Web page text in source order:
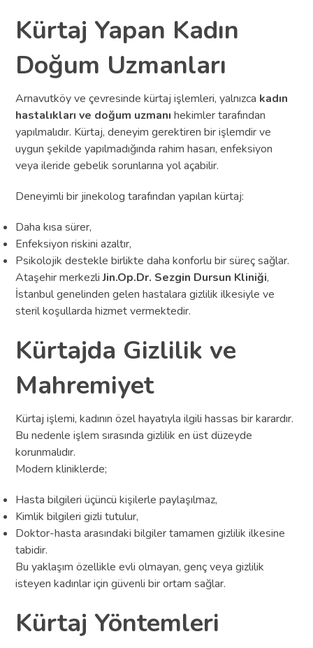
Kürtaj Yapan Kadın
Doğum Uzmanları
Arnavutköy ve çevresinde kürtaj işlemleri, yalnızca kadın
hastalıkları ve doğum uzmanı hekimler tarafından
yapılmalıdır. Kürtaj, deneyim gerektiren bir işlemdir ve
uygun şekilde yapılmadığında rahim hasarı, enfeksiyon
veya ileride gebelik sorunlarına yol açabilir.
Deneyimli bir jinekolog tarafından yapılan kürtaj:
Daha kısa sürer,
Enfeksiyon riskini azaltır,
Psikolojik destekle birlikte daha konforlu bir süreç sağlar.
Ataşehir merkezliJin.Op.Dr. Sezgin Dursun Kliniği,
İstanbul genelinden gelen hastalara gizlilik ilkesiyle ve
steril koşullarda hizmet vermektedir.
Kürtajda Gizlilik ve
Mahremiyet
Kürtaj işlemi, kadının özel hayatıyla ilgili hassas bir karardır.
Bu nedenle işlem sırasında gizlilik en üst düzeyde
korunmalıdır.
Modern kliniklerde;
Hasta bilgileri üçüncü kişilerle paylaşılmaz,
Kimlik bilgileri gizli tutulur,
Doktor-hasta arasındaki bilgiler tamamen gizlilik ilkesine
tabidir.
Bu yaklaşım özellikle evli olmayan, genç veya gizlilik
isteyen kadınlar için güvenli bir ortam sağlar.
Kürtaj Yöntemleri